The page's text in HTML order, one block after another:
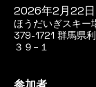
2026年2月22
ほうだいぎスキ
379-1721 群馬県
３９−１